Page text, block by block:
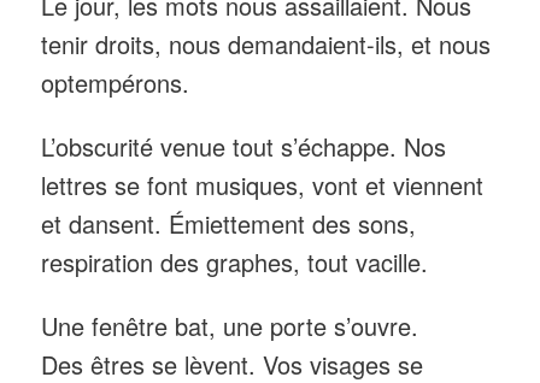
tenir droits, nous demandaient-ils, et nous
optempérons.
L’obscurité venue tout s’échappe. Nos
lettres se font musiques, vont et viennent
et dansent. Émiettement des sons,
respiration des graphes, tout vacille.
Une fenêtre bat, une porte s’ouvre.
Des êtres se lèvent. Vos visages se